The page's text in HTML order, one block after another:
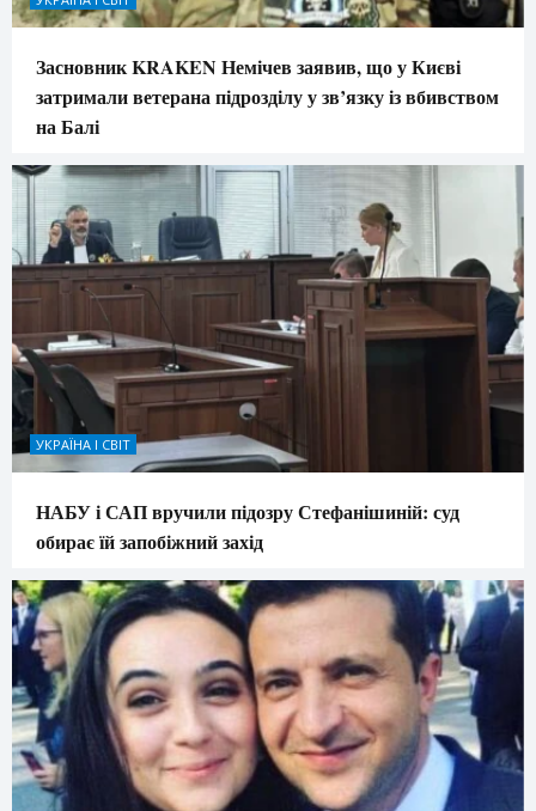
Засновник KRAKEN Немічев заявив, що у Києві
затримали ветерана підрозділу у зв’язку із вбивством
на Балі
УКРАЇНА І СВІТ
НАБУ і САП вручили підозру Стефанішиній: суд
обирає їй запобіжний захід